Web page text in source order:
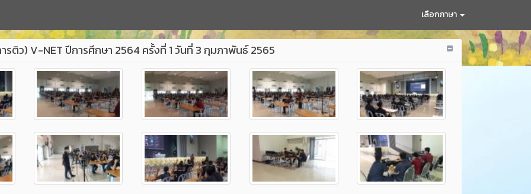
เลือกภาษา
ติว) V-NET ปีการศึกษา 2564 ครั้งที่ 1 วันที่ 3 กุมภาพันธ์ 2565